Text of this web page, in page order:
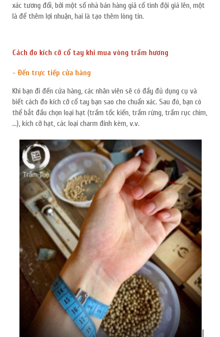
xác tương đối, bởi một số nhà bán hàng giả cố tình đội giá lên, một
là để thêm lợi nhuận, hai là tạo thêm lòng tin.
Cách đo kích cỡ cổ tay khi mua vòng trầm hương
- Đến trực tiếp cửa hàng
Khi bạn đi đến cửa hàng, các nhân viên sẽ có đầy đủ dụng cụ và
biết cách đo kích cỡ cổ tay bạn sao cho chuẩn xác. Sau đó, bạn có
thể bắt đầu chọn loại hạt (trầm tốc kiến, trầm rừng, trầm rục chìm,
…), kích cỡ hạt, các loại charm đính kèm, v.v.